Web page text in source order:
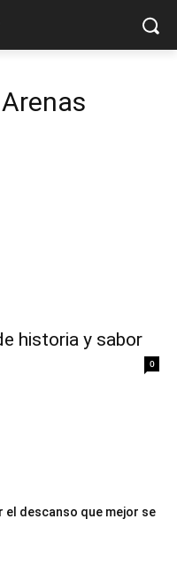
historia y sabor
0
el descanso que mejor se